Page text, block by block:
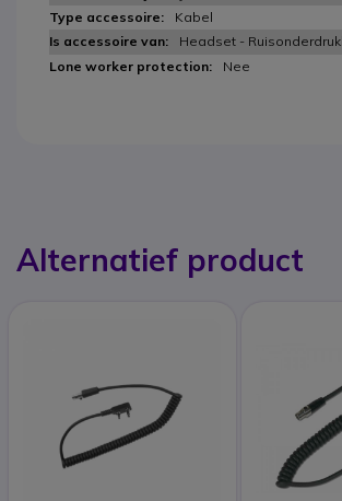
Kabel
Headset -
Nee
Alternatief product